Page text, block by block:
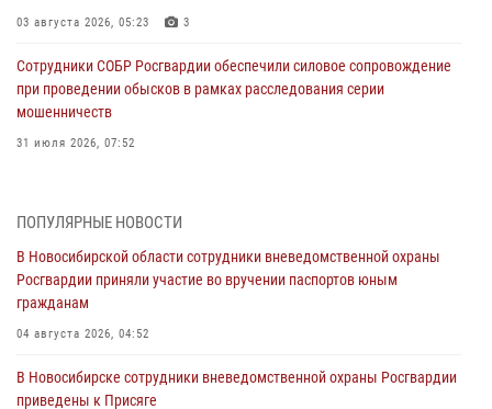
03 августа 2026, 05:23 3
Сотрудники СОБР Росгвардии обеспечили силовое сопровождение
при проведении обысков в рамках расследования серии
мошенничеств
31 июля 2026, 07:52
При силовой поддержке бойцов ОМОН и СОБР Росгвардии
пресечена деятельность группы лиц, причастных к мошенничеству
в сфере страхования
В Новосибирске сотрудниками вневедомственной охраны
ПОПУЛЯРНЫЕ НОВОСТИ
В Новосибирской области сотрудники вневедомственной охраны
Росгвардии приняли участие во вручении паспортов юным
гражданам
04 августа 2026, 04:52
В Новосибирске сотрудники вневедомственной охраны Росгвардии
приведены к Присяге